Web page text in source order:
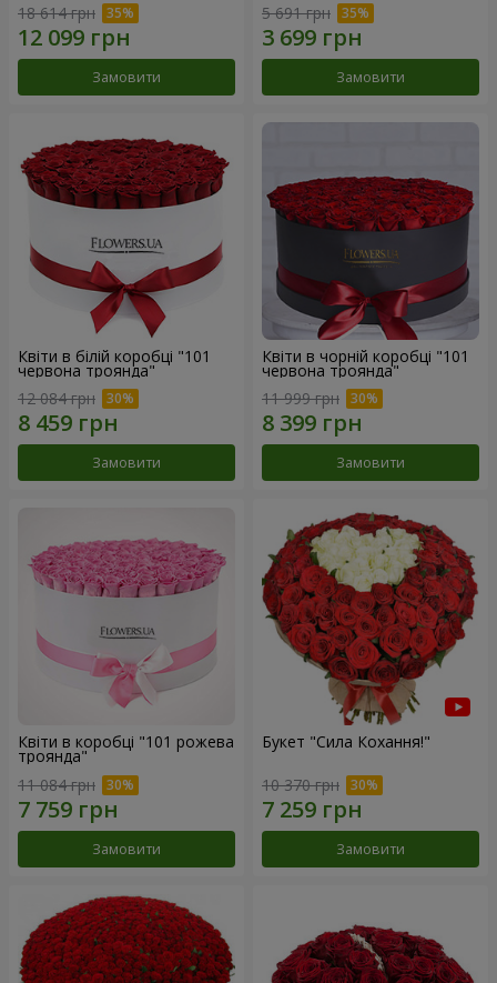
18 614 грн
Замовити
5 691 грн
Замовити
Квіти в білій коробці "101
червона троянда"
12 084 грн
Замовити
Квіти в чорній коробці "101
червона троянда"
11 999 грн
Замовити
Квіти в коробці "101 рожева
троянда"
11 084 грн
Замовити
Букет "Сила Кохання!"
10 370 грн
Замовити